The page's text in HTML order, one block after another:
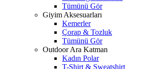
Tümünü Gör
Giyim Aksesuarları
Kemerler
Çorap & Tozluk
Tümünü Gör
Outdoor Ara Katman
Kadın Polar
T-Shirt & Sweatshirt